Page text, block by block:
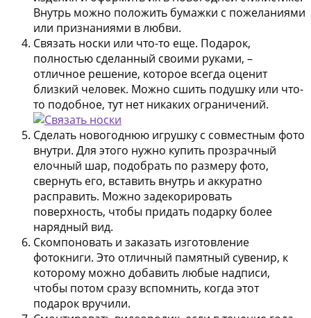
Внутрь можно положить бумажки с пожеланиями
или признаниями в любви.
Связать носки или что-то еще. Подарок,
полностью сделанный своими руками, –
отличное решение, которое всегда оценит
близкий человек. Можно сшить подушку или что-
то подобное, тут нет никаких ограничений.
Сделать новогоднюю игрушку с совместным фото
внутри. Для этого нужно купить прозрачный
елочный шар, подобрать по размеру фото,
свернуть его, вставить внутрь и аккуратно
расправить. Можно задекорировать
поверхность, чтобы придать подарку более
нарядный вид.
Скомпоновать и заказать изготовление
фотокниги. Это отличный памятный сувенир, к
которому можно добавить любые надписи,
чтобы потом сразу вспомнить, когда этот
подарок вручили.